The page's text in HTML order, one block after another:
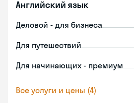
Английский язык
Деловой - для бизнеса
Для путешествий
Для начинающих - премиум
Все услуги и цены (4)